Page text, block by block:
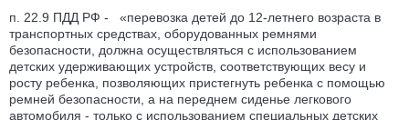
п. 22.9 ПДД РФ - «перевозка детей до 12-летнего возраста в
транспортных средствах, оборудованных ремнями
безопасности, должна осуществляться с использованием
детских удерживающих устройств, соответствующих весу и
росту ребенка, позволяющих пристегнуть ребенка с помощью
ремней безопасности, а на переднем сиденье легкового
автомобиля - только с использованием специальных детских